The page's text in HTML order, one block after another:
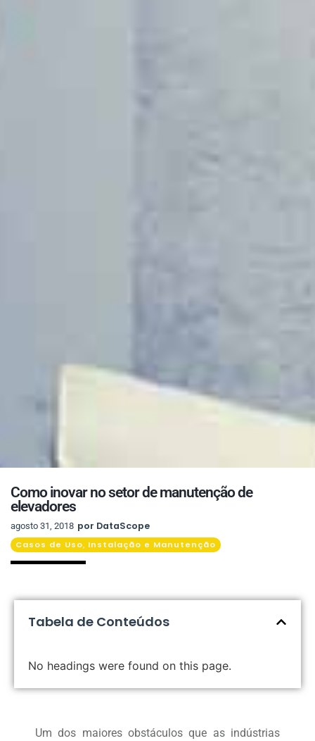
Como inovar no setor de manutenção de
elevadores
agosto 31, 2018 por DataScope
Casos de Uso, Instalação e Manutenção
Tabela de Conteúdos
No headings were found on this page.
Um dos maiores obstáculos que as indústrias